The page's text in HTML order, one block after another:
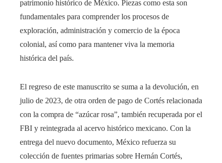
patrimonio histórico de México. Piezas como esta son
fundamentales para comprender los procesos de
exploración, administración y comercio de la época
colonial, así como para mantener viva la memoria
histórica del país.
El regreso de este manuscrito se suma a la devolución, en
julio de 2023, de otra orden de pago de Cortés relacionada
con la compra de “azúcar rosa”, también recuperada por el
FBI y reintegrada al acervo histórico mexicano. Con la
entrega del nuevo documento, México refuerza su
colección de fuentes primarias sobre Hernán Cortés,